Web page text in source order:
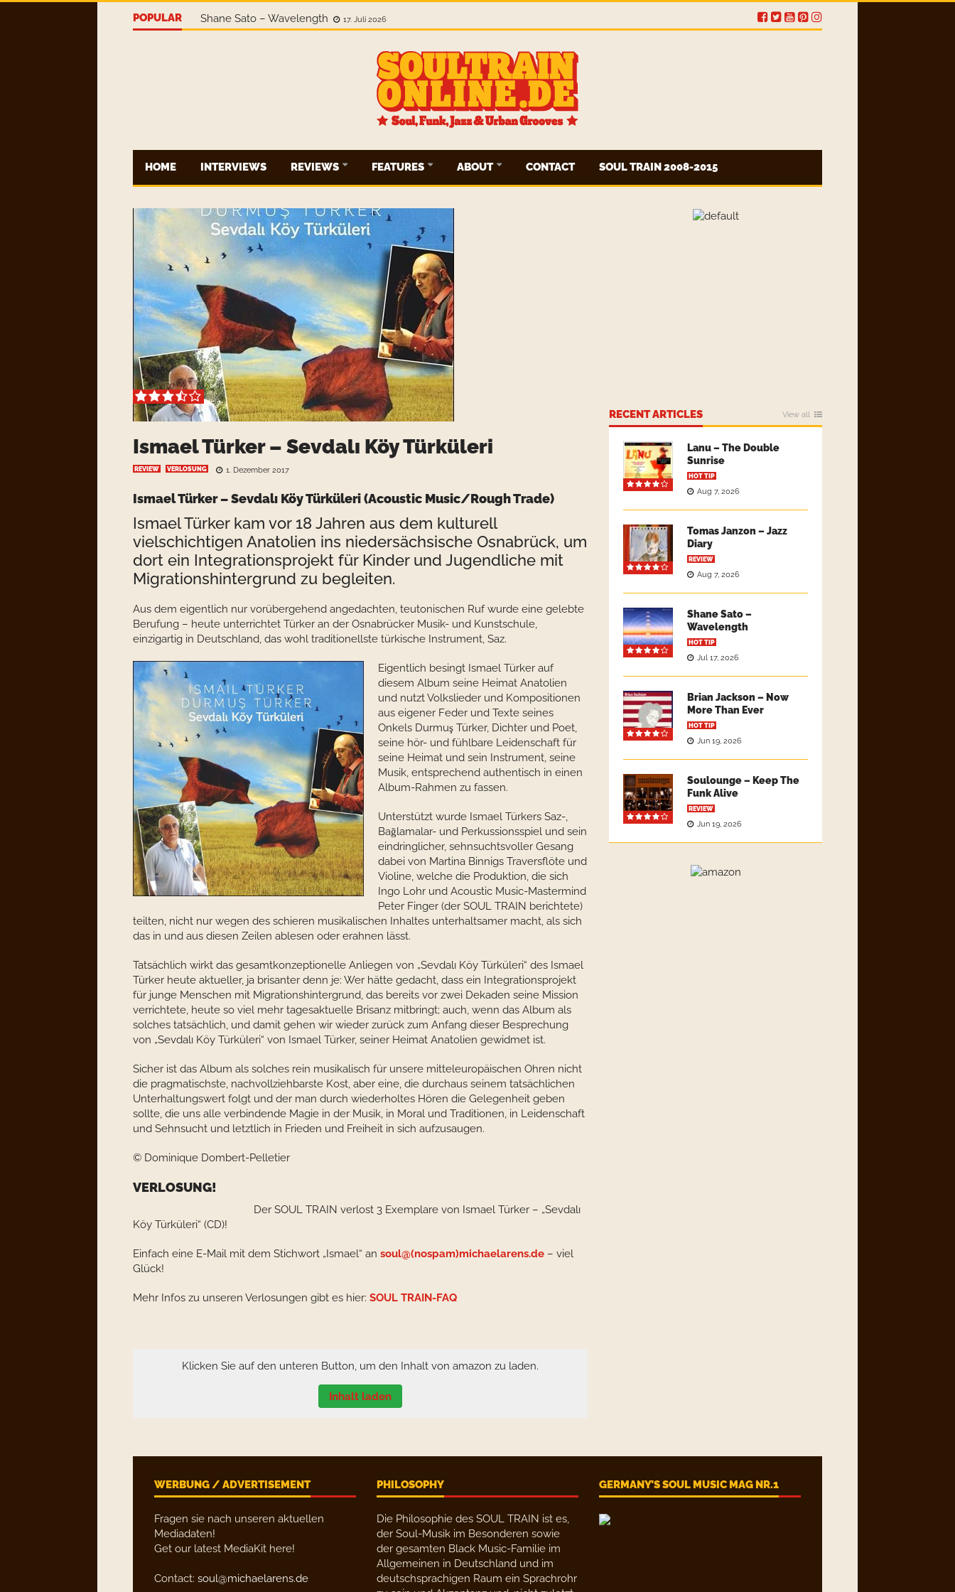
POPULAR Shane Sato – Wavelength 17. Juli 2026
HOME INTERVIEWS REVIEWS FEATURES ABOUT CONTACT SOUL TRAIN 2008-2015
Ismael Türker – Sevdalı Köy Türküleri
REVIEW VERLOSUNG 1. Dezember 2017
Ismael Türker – Sevdalı Köy Türküleri (Acoustic Music/Rough Trade)
Ismael Türker kam vor 18 Jahren aus dem kulturell
vielschichtigen Anatolien ins niedersächsische Osnabrück, um
dort ein Integrationsprojekt für Kinder und Jugendliche mit
Migrationshintergrund zu begleiten.
Aus dem eigentlich nur vorübergehend angedachten, teutonischen Ruf wurde eine gelebte
Berufung – heute unterrichtet Türker an der Osnabrücker Musik- und Kunstschule,
einzigartig in Deutschland, das wohl traditionellste türkische Instrument, Saz.
Eigentlich besingt Ismael Türker auf
diesem Album seine Heimat Anatolien
und nutzt Volkslieder und Kompositionen
aus eigener Feder und Texte seines
Onkels Durmuş Türker, Dichter und Poet,
seine hör- und fühlbare Leidenschaft für
seine Heimat und sein Instrument, seine
Musik, entsprechend authentisch in einen
Album-Rahmen zu fassen.
Unterstützt wurde Ismael Türkers Saz-,
Bağlamalar- und Perkussionsspiel und sein
eindringlicher, sehnsuchtsvoller Gesang
dabei von Martina Binnigs Traversflöte und
Violine, welche die Produktion, die sich
Ingo Lohr und Acoustic Music-Mastermind
Peter Finger (der SOUL TRAIN berichtete)
teilten, nicht nur wegen des schieren musikalischen Inhaltes unterhaltsamer macht, als sich
das in und aus diesen Zeilen ablesen oder erahnen lässt.
Tatsächlich wirkt das gesamtkonzeptionelle Anliegen von „Sevdalı Köy Türküleri“ des Ismael
Türker heute aktueller, ja brisanter denn je: Wer hätte gedacht, dass ein Integrationsprojekt
für junge Menschen mit Migrationshintergrund, das bereits vor zwei Dekaden seine Mission
verrichtete, heute so viel mehr tagesaktuelle Brisanz mitbringt; auch, wenn das Album als
solches tatsächlich, und damit gehen wir wieder zurück zum Anfang dieser Besprechung
von „Sevdalı Köy Türküleri“ von Ismael Türker, seiner Heimat Anatolien gewidmet ist.
Sicher ist das Album als solches rein musikalisch für unsere mitteleuropäischen Ohren nicht
die pragmatischste, nachvollziehbarste Kost, aber eine, die durchaus seinem tatsächlichen
Unterhaltungswert folgt und der man durch wiederholtes Hören die Gelegenheit geben
sollte, die uns alle verbindende Magie in der Musik, in Moral und Traditionen, in Leidenschaft
und Sehnsucht und letztlich in Frieden und Freiheit in sich aufzusaugen.
© Dominique Dombert-Pelletier
VERLOSUNG!
Der SOUL TRAIN verlost 3 Exemplare von Ismael Türker – „Sevdalı
Köy Türküleri“ (CD)!
Einfach eine E-Mail mit dem Stichwort „Ismael“ an soul@(nospam)michaelarens.de – viel
Glück!
Mehr Infos zu unseren Verlosungen gibt es hier: SOUL TRAIN-FAQ
Klicken Sie auf den unteren Button, um den Inhalt von amazon zu laden.
Inhalt laden
RECENT ARTICLES View all
Lanu – The Double
Sunrise
HOT TIP
Aug 7, 2026
Tomas Janzon – Jazz
Diary
REVIEW
Aug 7, 2026
Shane Sato –
Wavelength
HOT TIP
Jul 17, 2026
Brian Jackson – Now
More Than Ever
HOT TIP
Jun 19, 2026
Soulounge – Keep The
Funk Alive
REVIEW
Jun 19, 2026
WERBUNG / ADVERTISEMENT
Fragen sie nach unseren aktuellen
Mediadaten!
Get our latest MediaKit here!
Contact: soul@michaelarens.de
PHILOSOPHY
Die Philosophie des SOUL TRAIN ist es,
der Soul-Musik im Besonderen sowie
der gesamten Black Music-Familie im
Allgemeinen in Deutschland und im
deutschsprachigen Raum ein Sprachrohr
GERMANY’S SOUL MUSIC MAG NR.1